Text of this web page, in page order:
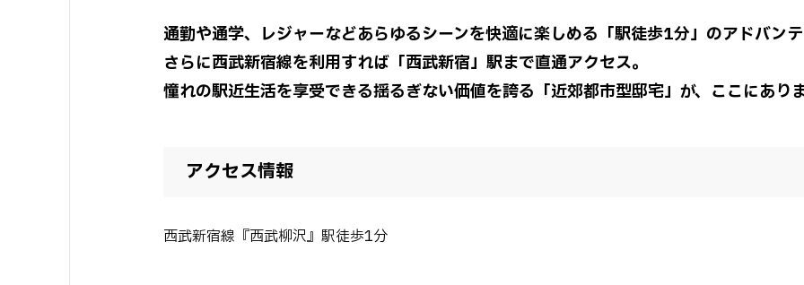
通勤や通学、レジャーなどあらゆるシーンを快適に楽しめる「駅徒歩1分」のアドバンテ
さらに西武新宿線を利用すれば「西武新宿」駅まで直通アクセス。
憧れの駅近生活を享受できる揺るぎない価値を誇る「近郊都市型邸宅」が、ここにありま
アクセス情報
西武新宿線『西武柳沢』駅徒歩1分